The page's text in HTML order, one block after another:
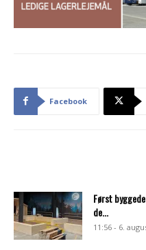
Facebook
Først
de...
11:56 - 6.